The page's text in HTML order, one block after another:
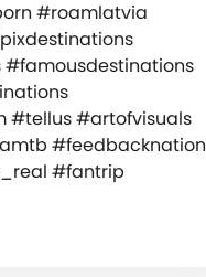
#roamlatvia
#tellus #artofvisuals
#feedbacknation
#fantrip